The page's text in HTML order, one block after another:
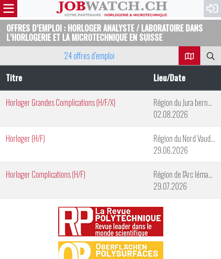
OFFRES D’EMPLOI : HORLOGER ANALYSTE / LABORATOIRE DANS
L’HORLOGERIE ET LA MICROTECHNIQUE EN SUISSE
24 offres d’emploi
Titre
Lieu/Date
Horloger Grandes Complications (H/F/X)
Région du Jura bernois
02.08.2026
Horloger (H/F)
Région du Nord Vaudois
29.06.2026
Horloger Complications (H/F)
Région de l'Arc lémanique
29.07.2026